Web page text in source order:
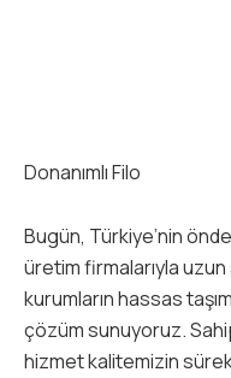
Donanımlı Filo
Bugün, Türkiye’nin
üretim firmalarıyla
kurumların hassas
çözüm sunuyoruz.
hizmet kalitemizin